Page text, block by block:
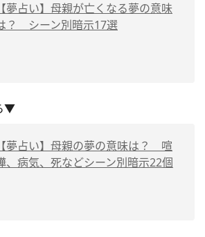
【夢占い】母親が亡くなる夢の意味
？ シーン別暗示17選
▼
【夢占い】母親の夢の意味は？ 喧
、病気、死などシーン別暗示22個